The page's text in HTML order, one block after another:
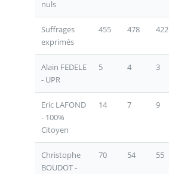
nuls
Suffrages
exprimés
455 478 422
Alain FEDELE
- UPR
5 4 3
Eric LAFOND
- 100%
Citoyen
14 7 9
Christophe
BOUDOT -
70 54 55